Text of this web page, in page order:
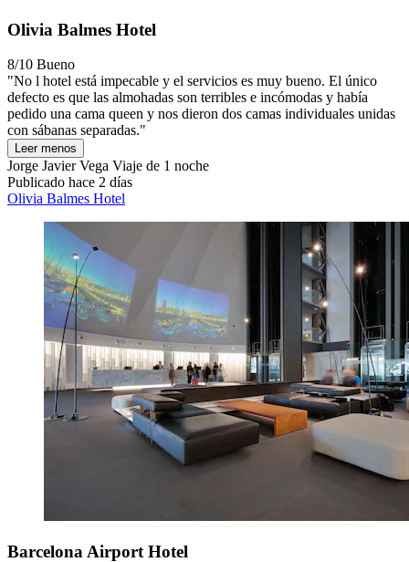
Olivia Balmes Hotel
8/10 Bueno
"No l hotel está impecable y el servicios es muy bueno. El único
defecto es que las almohadas son terribles e incómodas y había
pedido una cama queen y nos dieron dos camas individuales unidas
con sábanas separadas."
Leer menos
Jorge Javier Vega Viaje de 1 noche
Publicado hace 2 días
Olivia Balmes Hotel
Barcelona Airport Hotel